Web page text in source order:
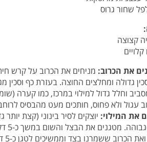
שחור גרוס
קצוצה
את הכרוב: מניחים את הכרוב על קרש
וחלל גדול למילוי במרכז, כמו קערה
עגול ולא פחוס, חותכים מעט מהבסיס לרוחב
את המילוי: יוצקים לסיר בינוני (קצת
ששמרנו בצד וממשיכים לטגן כ-5 דקות נוספות. מוסיפים עשבי תיבול ומערבבים.